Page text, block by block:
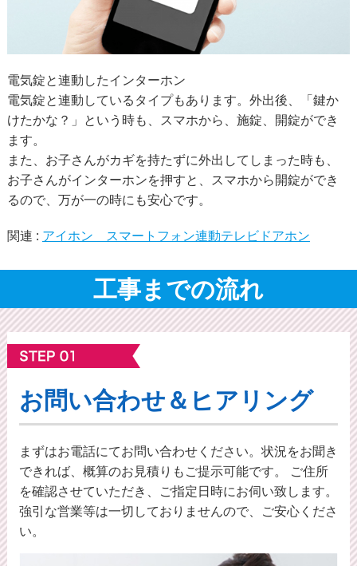
電気錠と連動したインターホン
電気錠と連動しているタイプもあります。外出後、「鍵か
けたかな？」という時も、スマホから、施錠、開錠ができ
ます。
また、お子さんがカギを持たずに外出してしまった時も、
お子さんがインターホンを押すと、スマホから開錠ができ
るので、万が一の時にも安心です。
関連 : アイホン スマートフォン連動テレビドアホン
工事までの流れ
お問い合わせ＆ヒアリング
まずはお電話にてお問い合わせください。状況をお聞き
できれば、概算のお⾒積りもご提⽰可能です。 ご住所
を確認させていただき、ご指定日時にお伺い致します。
強引な営業等は一切しておりませんので、ご安心くださ
い。